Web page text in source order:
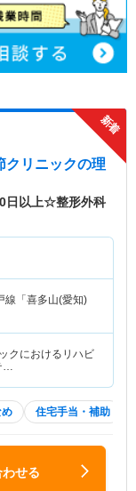
クリニックの理
日以上☆整形外科
線「喜多山(愛知)
クにおけるリハビ
住宅手当・補助
せる